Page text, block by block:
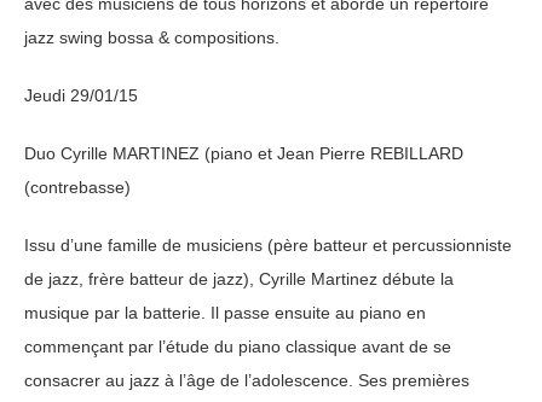
jazz swing bossa & compositions.
Jeudi 29/01/15
Duo Cyrille MARTINEZ (piano et Jean Pierre REBILLARD
(contrebasse)
Issu d’une famille de musiciens (père batteur et percussionniste
de jazz, frère batteur de jazz), Cyrille Martinez débute la
musique par la batterie. Il passe ensuite au piano en
commençant par l’étude du piano classique avant de se
consacrer au jazz à l’âge de l’adolescence. Ses premières